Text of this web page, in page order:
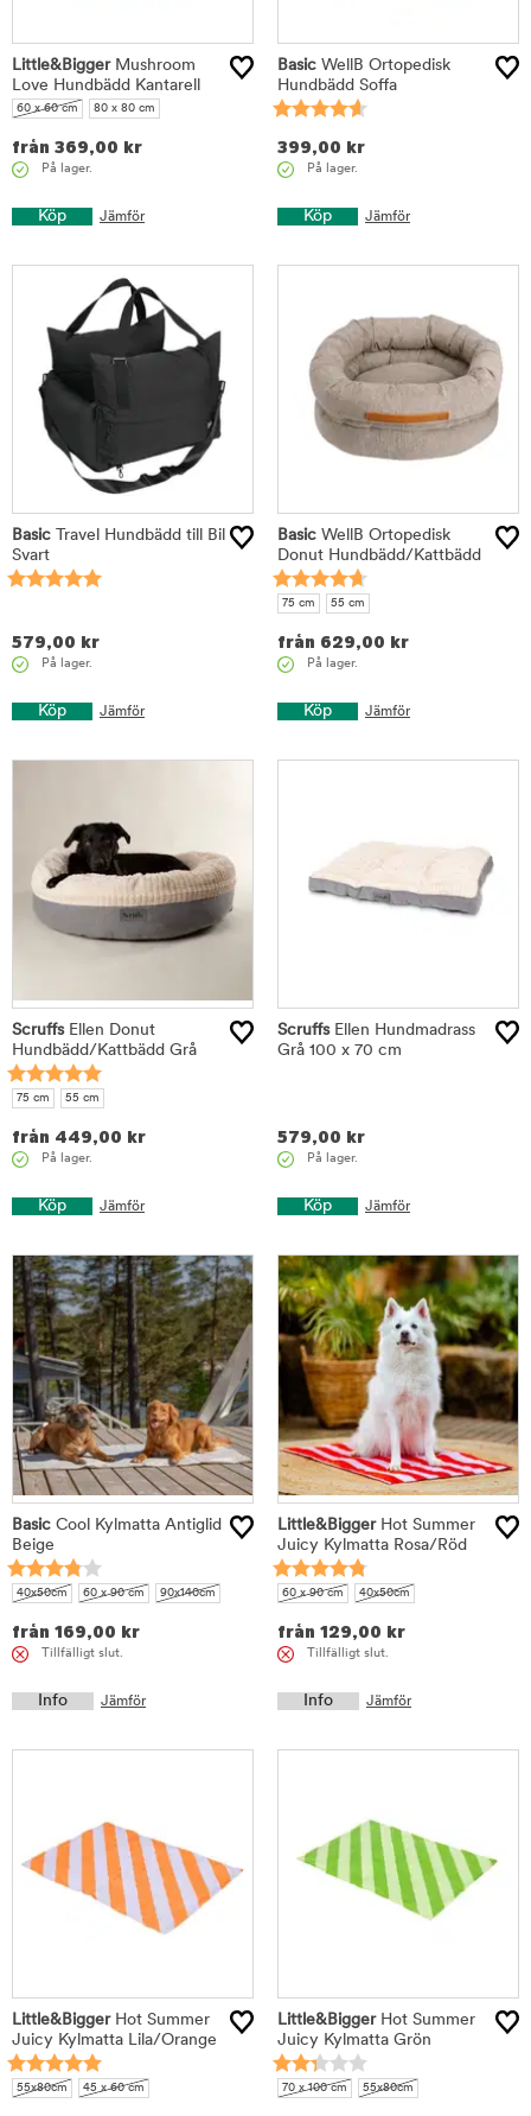
Little&BiggerMushroom
Love Hundbädd Kantarell
60 x 60 cm 80 x 80 cm
från 369,00 kr
På lager.
Köp Jämför
Basic WellB Ortopedisk
Hundbädd Soffa
399,00 kr
På lager.
Köp Jämför
Basic Travel Hundbädd till Bil
Svart
579,00 kr
På lager.
Köp Jämför
Basic WellB Ortopedisk
Donut Hundbädd/Kattbädd
75 cm 55 cm
från 629,00 kr
På lager.
Köp Jämför
ScruffsEllen Donut
Hundbädd/Kattbädd Grå
75 cm 55 cm
från 449,00 kr
På lager.
Köp Jämför
ScruffsEllen Hundmadrass
Grå 100 x 70 cm
579,00 kr
På lager.
Köp Jämför
Basic Cool Kylmatta Antiglid
Beige
40x50cm 60 x 90 cm 90x140cm
från 169,00 kr
Tillfälligt slut.
Info Jämför
Little&BiggerHot Summer
Juicy Kylmatta Rosa/Röd
60 x 90 cm 40x50cm
från 129,00 kr
Tillfälligt slut.
Info Jämför
Little&BiggerHot Summer
Juicy Kylmatta Lila/Orange
55x80cm 45 x 60 cm
Little&BiggerHot Summer
Juicy Kylmatta Grön
70 x 100 cm 55x80cm